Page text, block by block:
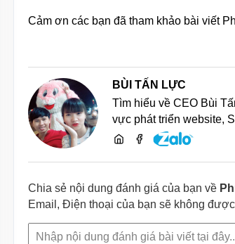
Cảm ơn các bạn đã tham khảo bài viết
BÙI TẤN LỰC
Tìm hiểu về CEO Bùi
vực phát triển website,
Chia sẻ nội dung đánh giá của bạn về
Email, Điện thoại của bạn sẽ không